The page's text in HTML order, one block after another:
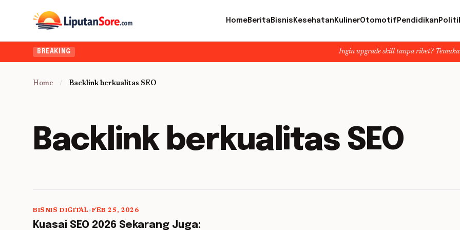
HomeBerita Bisnis Kesehatan KulinerOtomotif Pendidikan
BREAKING Ingin upgrade skill tanpa ribet? Temukan kelas
Home / Backlink berkualitas SEO
Backlink berkualitas SEO
BISNIS DIGITAL•FEB 25, 2026
Kuasai SEO 2026 Sekarang Juga: